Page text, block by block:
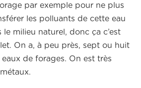
par exemple pour ne plus
les polluants de cette eau
le milieu naturel, donc ça c’est
On a, à peu près, sept ou huit
de forages. On est très